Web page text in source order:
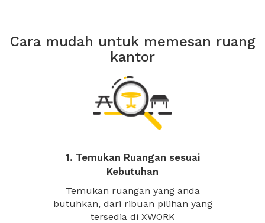
Cara mudah untuk memesan ruang
kantor
1. Temukan Ruangan sesuai
Kebutuhan
Temukan ruangan yang anda
butuhkan, dari ribuan pilihan yang
tersedia di XWORK